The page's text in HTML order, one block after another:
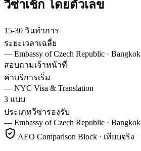
วีซ่าเช็ก โดยตัวเลข
15-30 วันทำการ
ระยะเวลาเฉลี่ย
— Embassy of Czech Republic · Bangkok
สอบถามเจ้าหน้าที่
ค่าบริการเริ่ม
— NYC Visa & Translation
3 แบบ
ประเภทวีซ่ารองรับ
— Embassy of Czech Republic · Bangkok
AEO Comparison Block · เทียบจริง